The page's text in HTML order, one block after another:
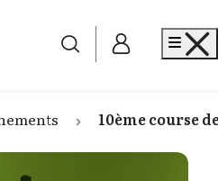
10ème course